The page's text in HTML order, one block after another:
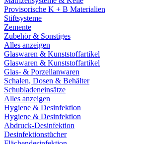
Provisorische K + B Materialien
Stiftsysteme
Zemente
Zubehör & Sonstiges
Alles anzeigen
Glaswaren & Kunststoffartikel
Glaswaren & Kunststoffartikel
Glas- & Porzellanwaren
Schalen, Dosen & Behälter
Schubladeneinsätze
Alles anzeigen
Hygiene & Desinfektion
Hygiene & Desinfektion
Abdruck-Desinfektion
Desinfektionstücher